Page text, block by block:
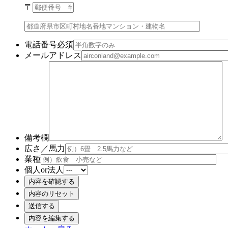
〒
電話番号必須
メールアドレス
備考欄
広さ／馬力
業種
個人or法人